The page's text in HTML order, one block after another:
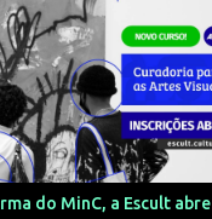
do MinC, a Escult abre